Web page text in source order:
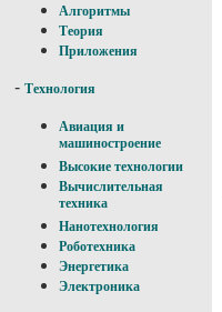
Алгоритмы
Теория
Приложения
- Технология
Авиация и
машиностроение
Высокие технологии
Вычислительная
техника
Нанотехнология
Роботехника
Энергетика
Электроника